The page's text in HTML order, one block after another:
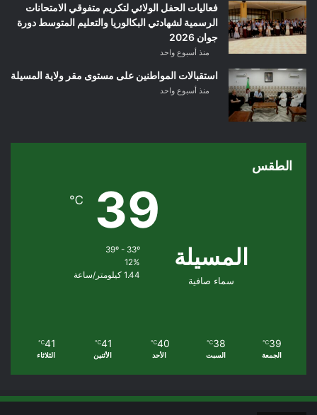
فعاليات الحفل الولائي لتكريم متفوقي الامتحانات
الرسمية لشهادتي البكالوريا والتعليم المتوسط دورة
جوان 2026
منذ أسبوع واحد
استقبالات المواطنين على مستوى مقر ولاية المسيلة
منذ أسبوع واحد
الطقس
المسيلة
سماء صافية
39
℃
39º - 33º
12%
1.44 كيلومتر/ساعة
39
℃
الجمعة
38
℃
السبت
40
℃
الأحد
41
℃
الأثنين
41
℃
الثلاثاء